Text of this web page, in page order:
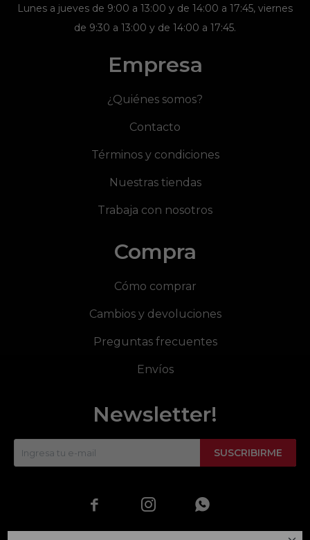
Lunes a jueves de 9:00 a 13:00 y de 14:00 a 17:45, viernes
de 9:30 a 13:00 y de 14:00 a 17:45.
Empresa
¿Quiénes somos?
Contacto
Términos y condiciones
Nuestras tiendas
Trabaja con nosotros
Compra
Cómo comprar
Cambios y devoluciones
Preguntas frecuentes
Envíos
Newsletter!
SUSCRIBIRME
  